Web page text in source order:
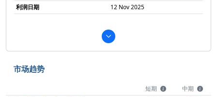
利润日期
12 Nov 2025
市场趋势
短期
中期